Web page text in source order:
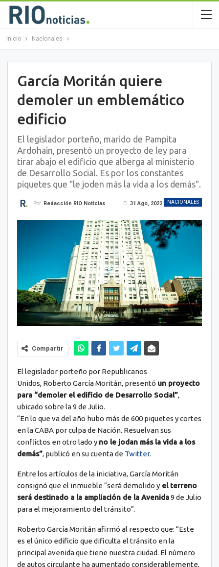
Inicio Nacionales
García Moritán quiere
demoler un emblemático
edificio
El legislador porteño, marido de Pampita
Ardohain, presentó un proyecto de ley para
tirar abajo el edificio que alberga al ministerio
de Desarrollo Social. Es por los constantes
piquetes que "le joden más la vida a los demás".
NACIONALES
Por Redacción RIO Noticias El 31 Ago, 2022
Compartir
El legislador porteño por Republicanos
Unidos, Roberto García Moritán, presentó un proyecto
para “demoler el edificio de Desarrollo Social”,
ubicado sobre la 9 de Julio.
“En lo que va del año hubo más de 600 piquetes y cortes
en la CABA por culpa de Nación. Resuelvan sus
conflictos en otro lado y no le jodan más la vida a los
demás”, publicó en su cuenta de Twitter.
Entre los artículos de la iniciativa, García Moritán
consignó que el inmueble “será demolido y el terreno
será destinado a la ampliación de la Avenida9 de Julio
para el mejoramiento del tránsito”.
Roberto García Moritán afirmó al respecto que: “Este
es el único edificio que dificulta el tránsito en la
principal avenida que tiene nuestra ciudad. El número
de autos circulante ha aumentado considerablemente,